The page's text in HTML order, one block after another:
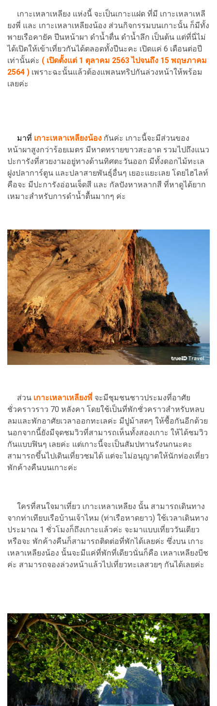
เกาะเหลาเหลียง แห่งนี้ จะเป็นเกาะแฝด ที่มี เกาะเหลาเหลี
ยงพี่ และ เกาะเหลาเหลียงน้อง ส่วนกิจกรรมบนเกาะนั้น ก็มีทั้ง
พายเรือคายัค ปีนหน้าผา ดำน้ำตื่น ดำน้ำลึก เป็นต้น แต่ที่นี่ไม่
ได้เปิดให้เข้าเที่ยวกันได้ตลอดทั้งปีนะคะ เปิดแค่ 6 เดือนต่อปี
เท่านั้นค่ะ ( เปิดตั้งแต่ 1 ตุลาคม 2563 ไปจนถึง 15 พฤษภาคม
2564 ) เพราะฉะนั้นแล้วต้องแพลนทริปกันล่วงหน้าให้พร้อม
เลยค่ะ
มาที่ เกาะเหลาเหลียงน้อง กันค่ะ เกาะนี้จะมีส่วนของ
หน้าผาสูงกว่าร้อยเมตร มีหาดทรายขาวสะอาด รวมไปถึงแนว
ปะการังที่สวยงามอยู่ทางด้านทิศตะวันออก มีทั้งดอกไม้ทะเล
ฝูงปลาการ์ตูน และปลาสายพันธุ์อื่นๆ เยอะแยะเลย โดยไฮไลท์
คือจะ มีปะการังอ่อนเจ็ดสี และ กัลปังหาหลากสี ที่หาดูได้ยาก
เหมาะสำหรับการดำน้ำตื้นมากๆ ค่ะ
ส่วน เกาะเหลาเหลียงพี่ จะมีชุมชนชาวประมงที่อาศัย
ชั่วคราวราว 70 หลังคา โดยใช้เป็นที่พักชั่วคราวสำหรับหลบ
ลมและพักอาศัยเวลาออกทะเลค่ะ มีปูม้าสดๆ ให้ซื้อกันอีกด้วย
นอกจากนี้ยังมีจุดชมวิวที่สามารถเห็นทั้งสองเกาะ ให้ได้ชมวิว
กันแบบฟินๆ เลยค่ะ แต่เกาะนี้จะเป็นสัมปทานรังนกนะคะ
สามารถขึ้นไปเดินเที่ยวชมได้ แต่จะไม่อนุญาตให้นักท่องเที่ยว
พักค้างคืนบนเกาะค่ะ
ใครที่สนใจมาเที่ยว เกาะเหลาเหลียง นั้น สามารถเดินทาง
จากท่าเทียบเรือบ้านเจ้าไหม (ท่าเรือหาดยาว) ใช้เวลาเดินทาง
ประมาณ 1 ชั่วโมงก็ถึงเกาะแล้วค่ะ จะมาแบบเที่ยววันเดียว
หรือจะ พักค้างคืนก็สามารถติดต่อที่พักได้เลยค่ะ ซึ่งบน เกาะ
เหลาเหลียงน้อง นั้นจะมีแค่ที่พักที่เดียวนั่นก็คือ เหลาเหลียงบีช
ค่ะ สามารถจองล่วงหน้าแล้วไปเที่ยวทะเลสวยๆ กันได้เลยค่ะ